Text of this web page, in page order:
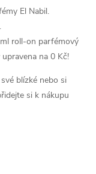
El Nabil.
roll-on parfémový
na 0 Kč!
blízké nebo si
si k nákupu